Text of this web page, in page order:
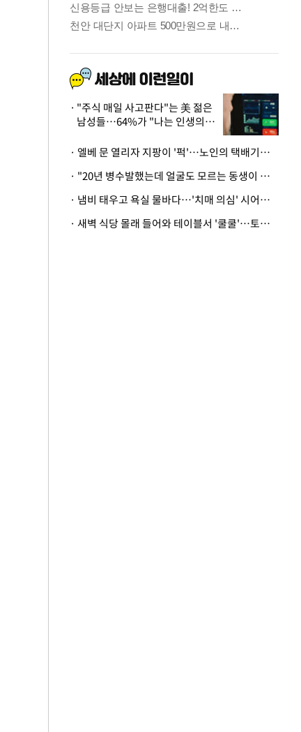
"주식 매일 사고판다"는 美 젊은
남성들…64%가 "나는 인생의
· 엘베 문 열리자 지팡이 '퍽'…노인의 택배기사 폭행 이유
· "20년 병수발했는데 얼굴도 모르는 동생이 유산 절반을"…배다른 형제 상속권 있을까
· 냄비 태우고 욕실 물바다…'치매 의심' 시어머니 검사 권유했다가 '날벼락'
· 새벽 식당 몰래 들어와 테이블서 '쿨쿨'…토사물 남기고 사라진 남성